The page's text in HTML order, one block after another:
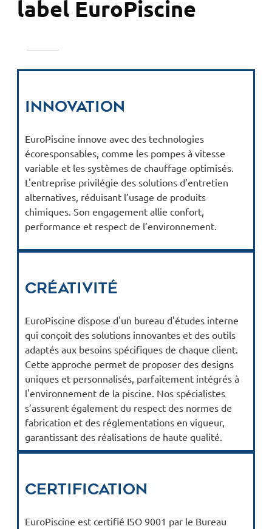
label EuroPiscine
Innovation
EuroPiscine innove avec des technologies
écoresponsables, comme les pompes à vitesse
variable et les systèmes de chauffage optimisés.
L'entreprise privilégie des solutions d’entretien
alternatives, réduisant l’usage de produits
chimiques. Son engagement allie confort,
performance et respect de l’environnement.
Créativité
EuroPiscine dispose d'un bureau d'études interne
qui conçoit des solutions innovantes et des outils
adaptés aux besoins spécifiques de chaque client.
Cette approche permet de proposer des designs
uniques et personnalisés, parfaitement intégrés à
l'environnement de la piscine. Nos spécialistes
s’assurent également du respect des normes de
fabrication et des réglementations en vigueur,
garantissant des réalisations de haute qualité.
Certification
EuroPiscine est certifié ISO 9001 par le Bureau